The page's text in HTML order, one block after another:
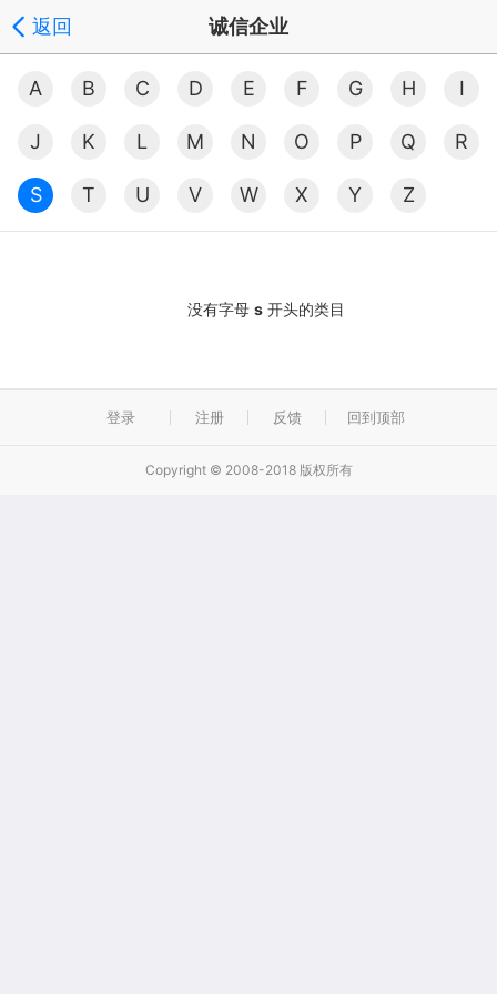
返回 诚信企业
A B C D E F G H I
J K L M N O P Q R
S T U V W X Y Z
没有字母 s 开头的类目
登录 注册 反馈 回到顶部
Copyright © 2008-2018 版权所有